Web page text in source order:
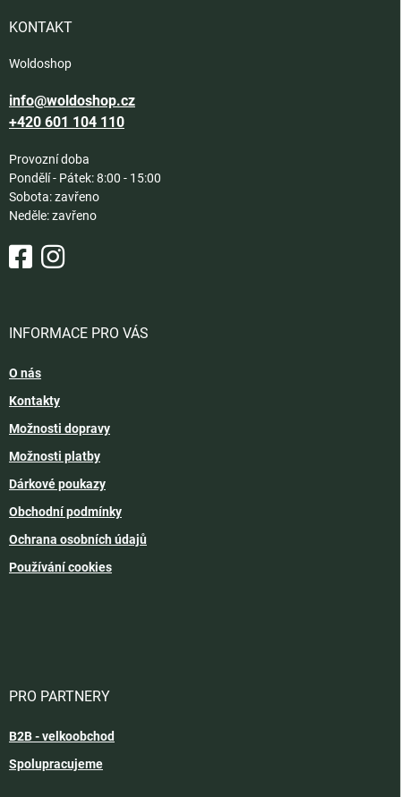
KONTAKT
Woldoshop
info@woldoshop.cz
+420 601 104 110
Provozní doba
Pondělí - Pátek: 8:00 - 15:00
Sobota: zavřeno
Neděle: zavřeno
INFORMACE PRO VÁS
O nás
Kontakty
Možnosti dopravy
Možnosti platby
Dárkové poukazy
Obchodní podmínky
Ochrana osobních údajů
Používání cookies
PRO PARTNERY
B2B - velkoobchod
Spolupracujeme